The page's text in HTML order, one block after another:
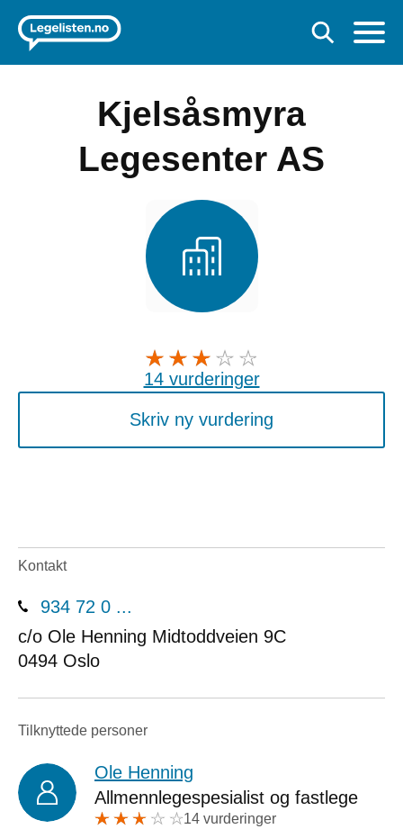
Kjelsåsmyra
Legesenter AS
14 vurderinger
Skriv ny vurdering
Kontakt
934 72 0 ...
c/o Ole Henning Midtoddveien 9C
0494 Oslo
Tilknyttede personer
Ole Henning
Allmennlegespesialist og fastlege
14 vurderinger